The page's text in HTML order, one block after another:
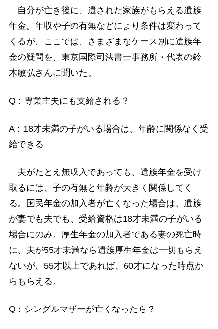
自分が亡き後に、遺された家族がもらえる遺族
年金。年収や子の有無などにより条件は変わって
くるが、ここでは、さまざまなケース別に遺族年
金の疑問を、東京国際司法書士事務所・代表の鈴
木敏弘さんに聞いた。
Q：専業主夫にも支給される？
A：18才未満の子がいる場合は、年齢に関係なく受
給できる
夫がたとえ無収入であっても、遺族年金を受け
取るには、子の有無と年齢が大きく関係してく
る。国民年金の加入者が亡くなった場合は、遺族
が妻でも夫でも、受給資格は18才未満の子がいる
場合にのみ。厚生年金の加入者である妻の死亡時
に、夫が55才未満なら遺族厚生年金は一切もらえ
ないが、55才以上であれば、60才になった時点か
らもらえる。
Q：シングルマザーが亡くなったら？